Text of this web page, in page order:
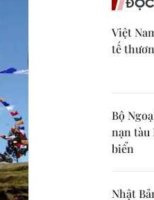
Việt
tế
Bộ
nạn tàu
biển
Nhật